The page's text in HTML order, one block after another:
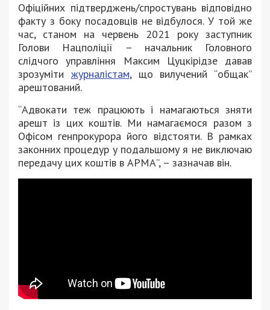
Офіційних підтверджень/спростувань відповідно
факту з боку посадовців не відбулося. У той же
час, станом на червень 2021 року заступник
Голови Нацполіції – начальник Головного
слідчого управління Максим Цуцкірідзе давав
зрозуміти журналістам, що вилучений “общак”
арештований.
“Адвокати теж працюють і намагаються зняти
арешт із цих коштів. Ми намагаємося разом з
Офісом генпрокурора його відстояти. В рамках
законних процедур у подальшому я не виключаю
передачу цих коштів в АРМА”, – зазначав він.